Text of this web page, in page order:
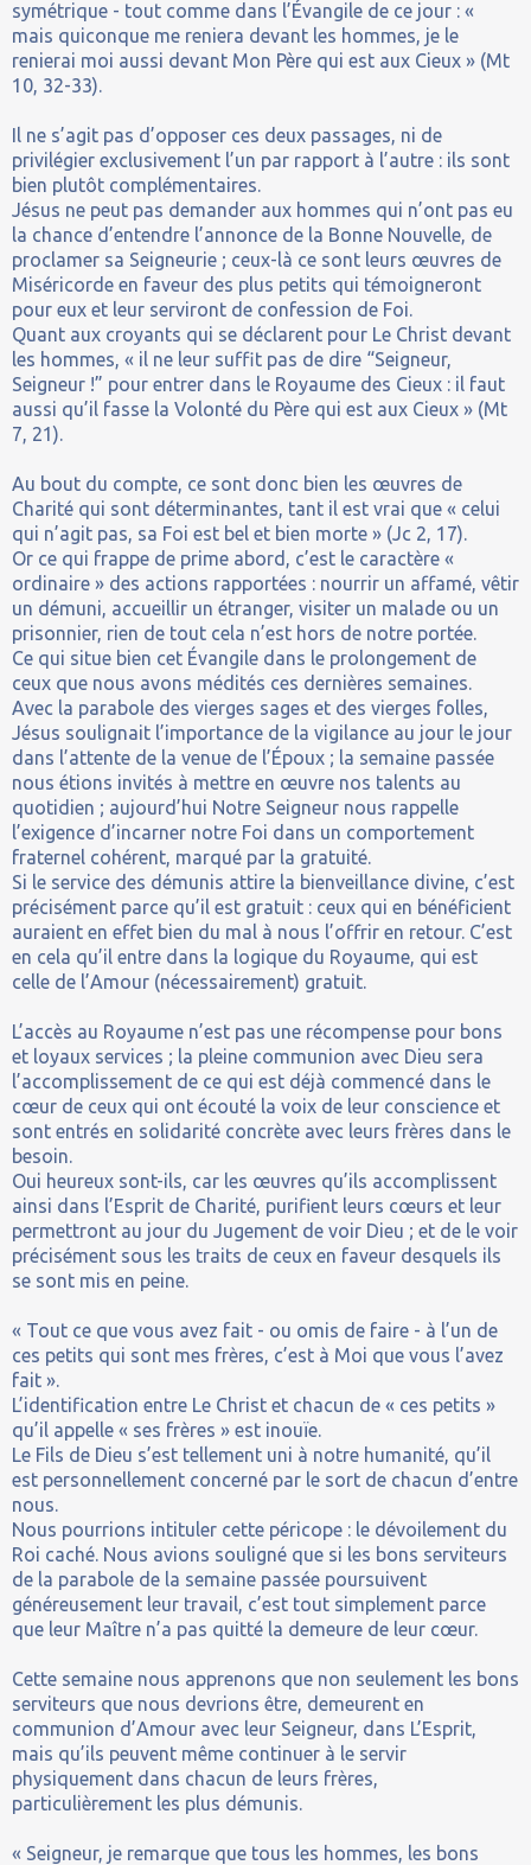
symétrique - tout comme dans l’Évangile de ce jour : «
mais quiconque me reniera devant les hommes, je le
renierai moi aussi devant Mon Père qui est aux Cieux » (Mt
10, 32-33).
Il ne s’agit pas d’opposer ces deux passages, ni de
privilégier exclusivement l’un par rapport à l’autre : ils sont
bien plutôt complémentaires.
Jésus ne peut pas demander aux hommes qui n’ont pas eu
la chance d’entendre l’annonce de la Bonne Nouvelle, de
proclamer sa Seigneurie ; ceux-là ce sont leurs œuvres de
Miséricorde en faveur des plus petits qui témoigneront
pour eux et leur serviront de confession de Foi.
Quant aux croyants qui se déclarent pour Le Christ devant
les hommes, « il ne leur suffit pas de dire “Seigneur,
Seigneur !” pour entrer dans le Royaume des Cieux : il faut
aussi qu’il fasse la Volonté du Père qui est aux Cieux » (Mt
7, 21).
Au bout du compte, ce sont donc bien les œuvres de
Charité qui sont déterminantes, tant il est vrai que « celui
qui n’agit pas, sa Foi est bel et bien morte » (Jc 2, 17).
Or ce qui frappe de prime abord, c’est le caractère «
ordinaire » des actions rapportées : nourrir un affamé, vêtir
un démuni, accueillir un étranger, visiter un malade ou un
prisonnier, rien de tout cela n’est hors de notre portée.
Ce qui situe bien cet Évangile dans le prolongement de
ceux que nous avons médités ces dernières semaines.
Avec la parabole des vierges sages et des vierges folles,
Jésus soulignait l’importance de la vigilance au jour le jour
dans l’attente de la venue de l’Époux ; la semaine passée
nous étions invités à mettre en œuvre nos talents au
quotidien ; aujourd’hui Notre Seigneur nous rappelle
l’exigence d’incarner notre Foi dans un comportement
fraternel cohérent, marqué par la gratuité.
Si le service des démunis attire la bienveillance divine, c’est
précisément parce qu’il est gratuit : ceux qui en bénéficient
auraient en effet bien du mal à nous l’offrir en retour. C’est
en cela qu’il entre dans la logique du Royaume, qui est
celle de l’Amour (nécessairement) gratuit.
L’accès au Royaume n’est pas une récompense pour bons
et loyaux services ; la pleine communion avec Dieu sera
l’accomplissement de ce qui est déjà commencé dans le
cœur de ceux qui ont écouté la voix de leur conscience et
sont entrés en solidarité concrète avec leurs frères dans le
besoin.
Oui heureux sont-ils, car les œuvres qu’ils accomplissent
ainsi dans l’Esprit de Charité, purifient leurs cœurs et leur
permettront au jour du Jugement de voir Dieu ; et de le voir
précisément sous les traits de ceux en faveur desquels ils
se sont mis en peine.
« Tout ce que vous avez fait - ou omis de faire - à l’un de
ces petits qui sont mes frères, c’est à Moi que vous l’avez
fait ».
L’identification entre Le Christ et chacun de « ces petits »
qu’il appelle « ses frères » est inouïe.
Le Fils de Dieu s’est tellement uni à notre humanité, qu’il
est personnellement concerné par le sort de chacun d’entre
nous.
Nous pourrions intituler cette péricope : le dévoilement du
Roi caché. Nous avions souligné que si les bons serviteurs
de la parabole de la semaine passée poursuivent
généreusement leur travail, c’est tout simplement parce
que leur Maître n’a pas quitté la demeure de leur cœur.
Cette semaine nous apprenons que non seulement les bons
serviteurs que nous devrions être, demeurent en
communion d’Amour avec leur Seigneur, dans L’Esprit,
mais qu’ils peuvent même continuer à le servir
physiquement dans chacun de leurs frères,
particulièrement les plus démunis.
« Seigneur, je remarque que tous les hommes, les bons